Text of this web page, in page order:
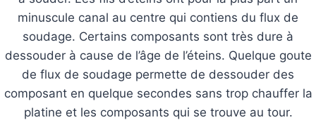
minuscule canal au centre qui contiens du flux de
soudage. Certains composants sont très dure à
dessouder à cause de l’âge de l’éteins. Quelque goute
de flux de soudage permette de dessouder des
composant en quelque secondes sans trop chauffer la
platine et les composants qui se trouve au tour.